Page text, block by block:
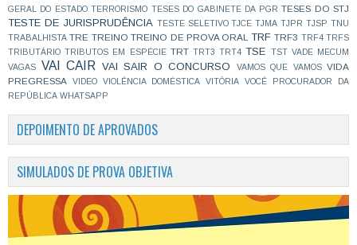
GERAL DO ESTADO TERRORISMO TESES DO GABINETE DA PGR TESES DO STJ
TESTE DE JURISPRUDÊNCIA TESTE SELETIVO TJCE TJMA TJPR TJSP TNU
TRABALHISTA TRE TREINO TREINO DE PROVA ORAL TRF TRF3 TRF4 TRFS
TRIBUTÁRIO TRIBUTOS EM ESPÉCIE TRT TRT3 TRT4 TSE TST VADE MECUM
VAGAS
VAI CAIR VAI SAIR O CONCURSO VAMOS QUE VAMOS VIDA
PREGRESSA
VIDEO VIOLÊNCIA DOMÉSTICA VITÓRIA
VOCÊ PROCURADOR DA
REPÚBLICA WHATSAPP
DEPOIMENTO DE APROVADOS
SIMULADOS DE PROVA OBJETIVA